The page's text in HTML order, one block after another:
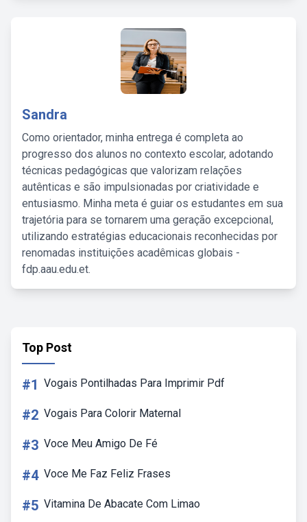
Sandra
Como orientador, minha entrega é completa ao
progresso dos alunos no contexto escolar, adotando
técnicas pedagógicas que valorizam relações
autênticas e são impulsionadas por criatividade e
entusiasmo. Minha meta é guiar os estudantes em sua
trajetória para se tornarem uma geração excepcional,
utilizando estratégias educacionais reconhecidas por
renomadas instituições acadêmicas globais -
fdp.aau.edu.et.
Top Post
#1 Vogais Pontilhadas Para Imprimir Pdf
#2 Vogais Para Colorir Maternal
#3 Voce Meu Amigo De Fé
#4 Voce Me Faz Feliz Frases
#5 Vitamina De Abacate Com Limao